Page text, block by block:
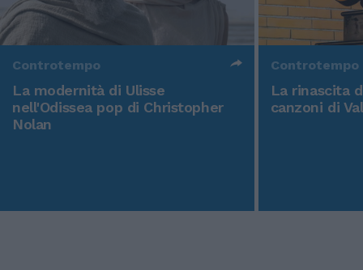
Controtempo
La modernità di Ulisse
nell'Odissea pop di Christopher
Nolan
Controtempo
La rinascita
canzoni di